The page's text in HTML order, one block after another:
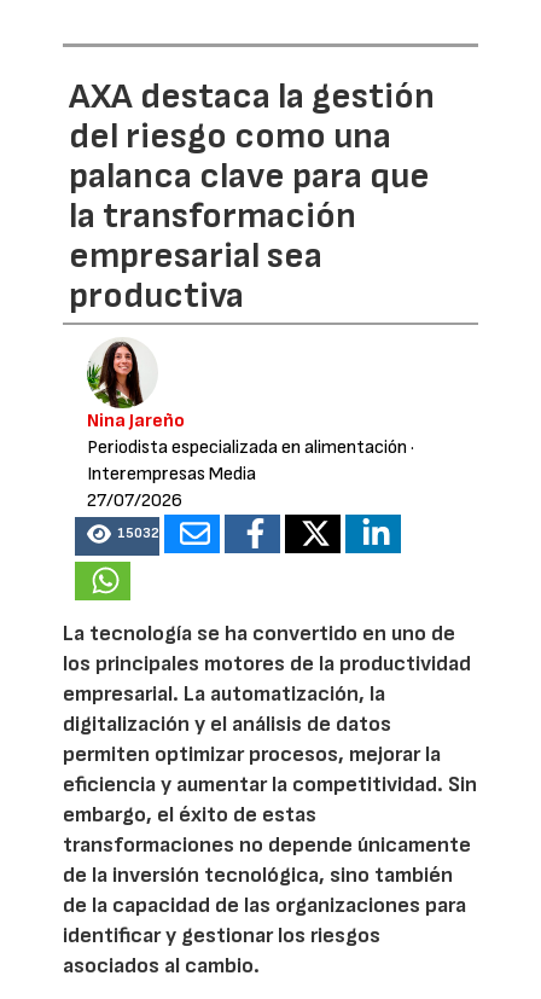
AXA destaca la gestión
del riesgo como una
palanca clave para que
la transformación
empresarial sea
productiva
Nina Jareño
Periodista especializada en alimentación ·
Interempresas Media
27/07/2026
15032
La tecnología se ha convertido en uno de
los principales motores de la productividad
empresarial. La automatización, la
digitalización y el análisis de datos
permiten optimizar procesos, mejorar la
eficiencia y aumentar la competitividad. Sin
embargo, el éxito de estas
transformaciones no depende únicamente
de la inversión tecnológica, sino también
de la capacidad de las organizaciones para
identificar y gestionar los riesgos
asociados al cambio.